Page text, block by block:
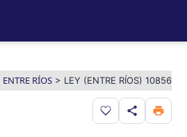
ENTRE RÍOS> LEY (ENTRE RÍOS) 10856
Guardar en